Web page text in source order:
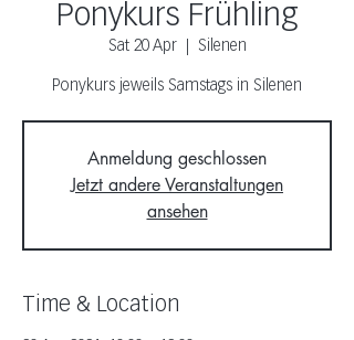
Ponykurs Frühling
Sat 20 Apr
  |
Silenen
Ponykurs jeweils Samstags in Silenen
Anmeldung geschlossen
Jetzt andere Veranstaltungen
ansehen
Time & Location